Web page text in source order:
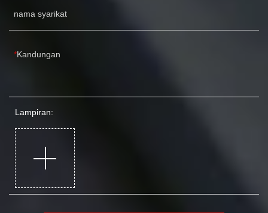
nama syarikat
Kandungan
Lampiran: